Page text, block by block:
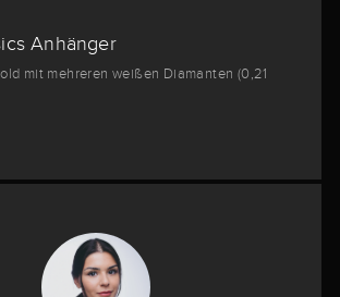
Anhänger
mit mehreren weißen Diamanten (0,21